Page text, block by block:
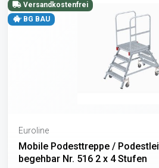
Versandkostenfrei
BG BAU
Euroline
Mobile Podesttreppe /
begehbar Nr. 516 2 x 4 Stufen